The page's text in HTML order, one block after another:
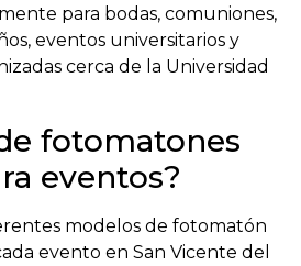
para bodas, comuniones,
eventos universitarios y
cerca de la Universidad
fotomatones
eventos?
modelos de fotomatón
evento en San Vicente del